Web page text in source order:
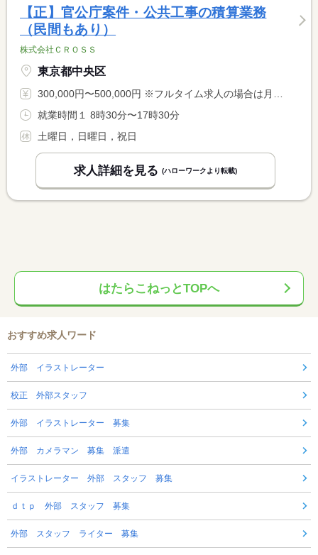
【正】官公庁案件・公共工事の積算業務
（民間もあり）
株式会社ＣＲＯＳＳ
東京都中央区
300,000円〜500,000円 ※フルタイム求人の場合は月額（換算額）、パート求人の場合は時間額を表示しています。
就業時間１ 8時30分〜17時30分
土曜日，日曜日，祝日
求人詳細を見る (ハローワークより転載)
はたらこねっとTOPへ
おすすめ求人ワード
外部 イラストレーター
校正 外部スタッフ
外部 イラストレーター 募集
外部 カメラマン 募集 派遣
イラストレーター 外部 スタッフ 募集
ｄｔｐ 外部 スタッフ 募集
外部 スタッフ ライター 募集